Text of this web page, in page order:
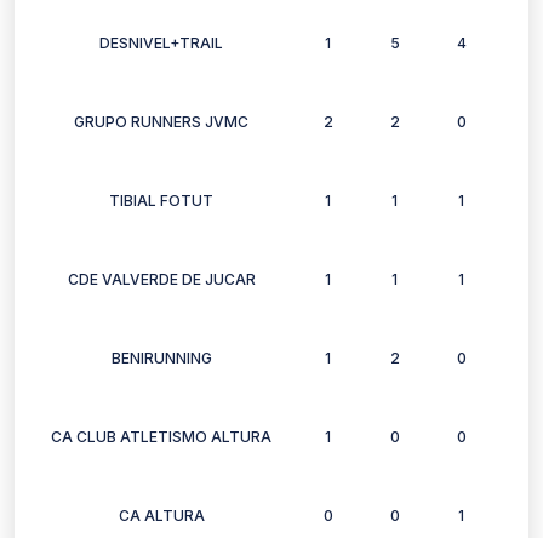
DESNIVEL+TRAIL 1 5 4
GRUPO RUNNERS JVMC 2 2 0
TIBIAL FOTUT 1 1 1
CDE VALVERDE DE JUCAR 1 1 1
BENIRUNNING 1 2 0
CA CLUB ATLETISMO ALTURA 1 0 0
CA ALTURA 0 0 1